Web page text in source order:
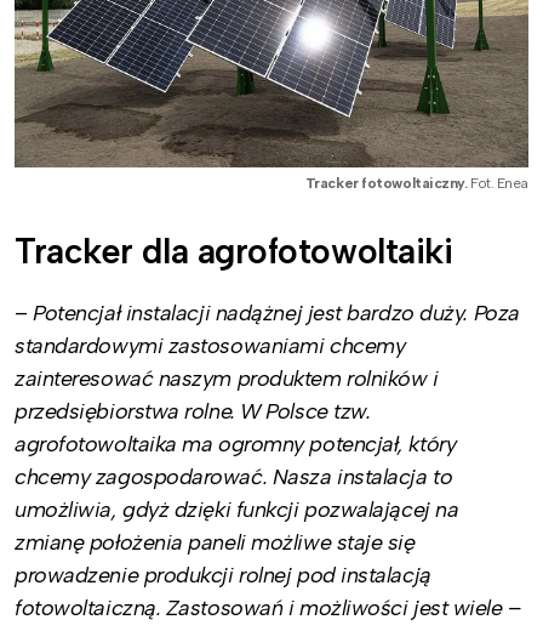
Tracker fotowoltaiczny.Fot. Enea
Tracker dla agrofotowoltaiki
–Potencjał instalacji nadążnej jest bardzo duży. Poza
standardowymi zastosowaniami chcemy
zainteresować naszym produktem rolników i
przedsiębiorstwa rolne. W Polsce tzw.
agrofotowoltaika ma ogromny potencjał, który
chcemy zagospodarować. Nasza instalacja to
umożliwia, gdyż dzięki funkcji pozwalającej na
zmianę położenia paneli możliwe staje się
prowadzenie produkcji rolnej pod instalacją
fotowoltaiczną. Zastosowań i możliwości jest wiele –